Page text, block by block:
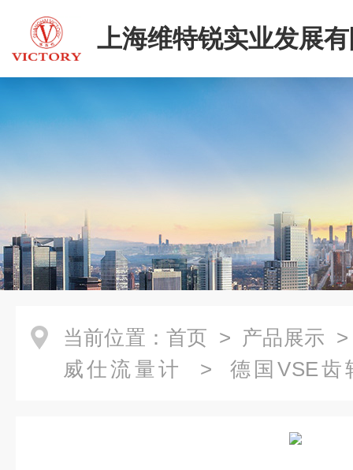
上海维特锐实业发展
当前位置： 首页 > 产品展示
威仕流量计
> 德国VSE齿